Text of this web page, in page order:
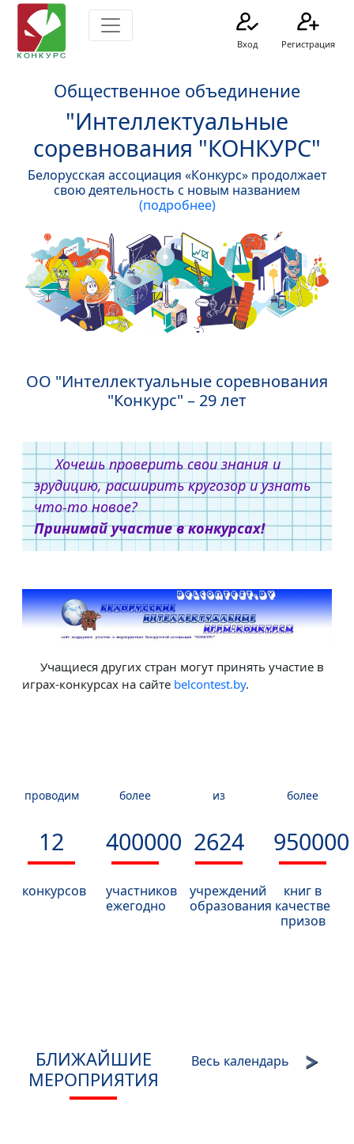
Вход Регистрация
Общественное объединение
"Интеллектуальные
соревнования "КОНКУРС"
Белорусская ассоциация «Конкурс» продолжает
свою деятельность с новым названием
(подробнее)
ОО "Интеллектуальные соревнования
"Конкурс" – 29 лет
Хочешь проверить свои знания и
эрудицию, расширить кругозор и узнать
что-то новое?
Принимай участие в конкурсах!
Учащиеся других стран могут принять участие в
играх-конкурсах на сайте belcontest.by.
проводим
12
конкурсов
более
400000
участников
ежегодно
из
2624
учреждений
образования
более
950000
книг в
качестве
призов
БЛИЖАЙШИЕ
МЕРОПРИЯТИЯ
Весь календарь